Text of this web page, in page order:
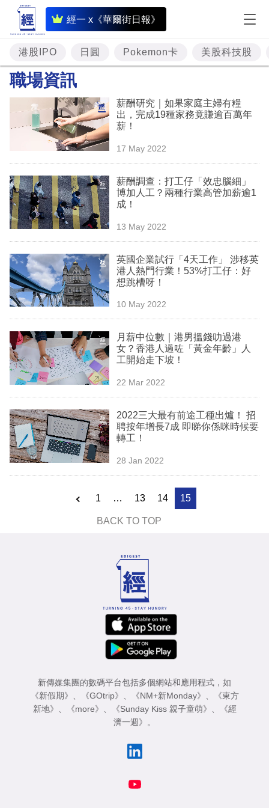
經一 x《華爾街日報》
即
時
財
經
題
投
資
樓
市
理
商
業
科
技
職
場
生
時
事
港股IPO 日圓 Pokemon卡 美股科技股
職場資訊
薪酬研究｜如果家庭主婦有糧
出，完成19種家務竟賺逾百萬年
薪！
17 May 2022
薪酬調查：打工仔「效忠腦細」
博加人工？兩種行業高管加薪逾1
成！
13 May 2022
英國企業試行「4天工作」 涉移英
港人熱門行業！53%打工仔：好
想跳槽呀！
10 May 2022
月薪中位數｜港男搵錢叻過港
女？香港人過咗「黃金年齡」人
工開始走下坡！
22 Mar 2022
2022三大最有前途工種出爐！ 招
聘按年增長7成 即睇你係咪時候要
轉工！
28 Jan 2022
1 … 13 14 15
BACK TO TOP
新傳媒集團的數碼平台包括多個網站和應用程式，如
《新假期》
《GOtrip》 《NM+新Monday》
《東方
新地》
《more》 《Sunday Kiss 親子童萌》
《經
濟一週》
。